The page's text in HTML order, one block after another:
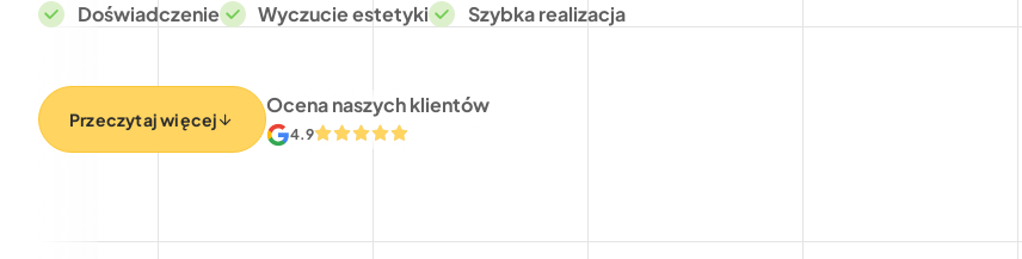
Doświadczenie Wyczucie estetyki Szybka realizacja
Przeczytaj więcej
Ocena naszych klientów
4.9